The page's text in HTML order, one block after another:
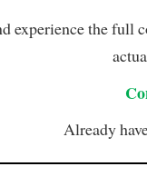
experience the full
Already